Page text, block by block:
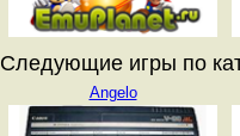
Следующие игры по
Angelo